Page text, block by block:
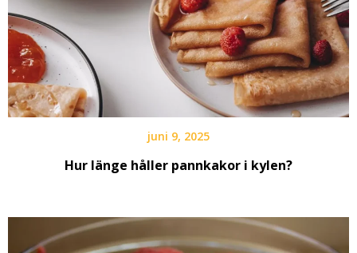
juni 9, 2025
Hur länge håller pannkakor i kylen?